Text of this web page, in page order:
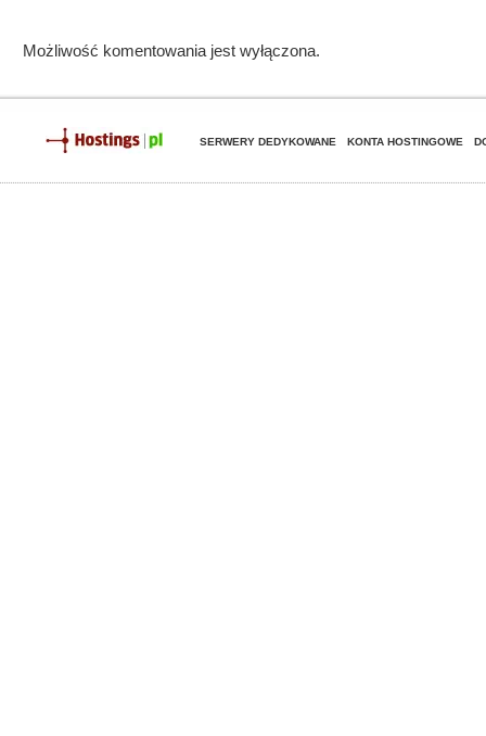
Możliwość komentowania jest wyłączona.
SERWERY DEDYKOWANE KONTA HOSTINGOWE